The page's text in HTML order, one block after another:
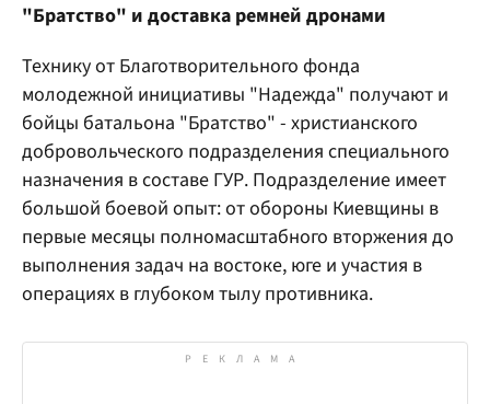
"Братство" и доставка ремней дронами
Технику от Благотворительного фонда
молодежной инициативы "Надежда" получают и
бойцы батальона "Братство" - христианского
добровольческого подразделения специального
назначения в составе ГУР. Подразделение имеет
большой боевой опыт: от обороны Киевщины в
первые месяцы полномасштабного вторжения до
выполнения задач на востоке, юге и участия в
операциях в глубоком тылу противника.